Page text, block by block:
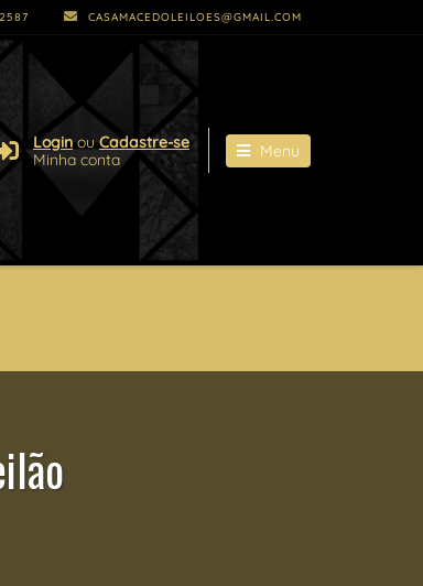
CASAMACEDOLEILOES@GMAIL.COM
LoginouCadastre-se
Minha conta
Menu